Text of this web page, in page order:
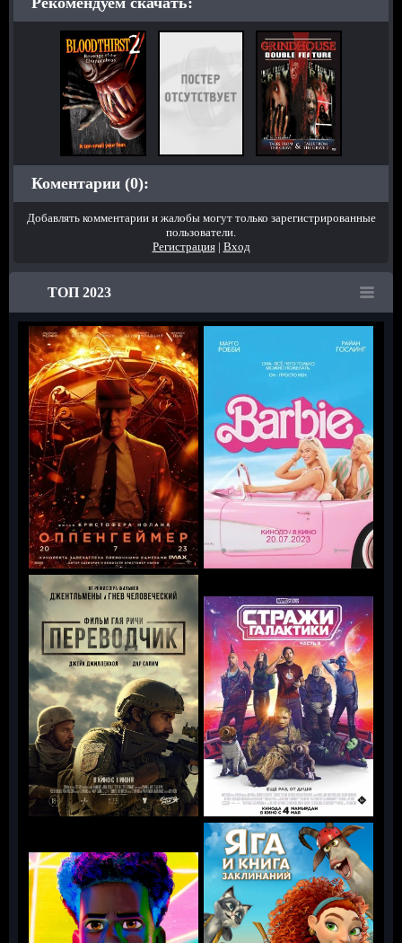
Коментарии (0):
Добавлять комментарии и жалобы могут только зарегистрированные
пользователи.
Регистрация| Вход
ТОП 2023